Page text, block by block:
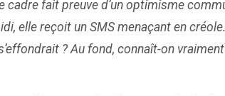
cadre fait preuve d’un optimisme
reçoit un SMS menaçant en
? Au fond, connaît-on